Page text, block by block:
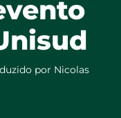
por Nicolas